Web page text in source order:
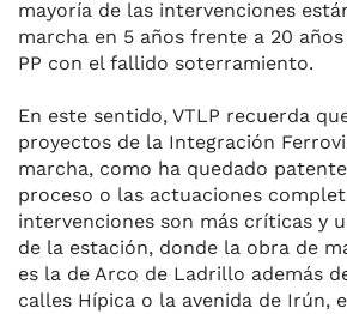
mayoría de las intervenciones
marcha en 5 años frente a 20
PP con el fallido soterramiento.
En este sentido, VTLP recuerda
proyectos de la Integración
marcha, como ha quedado
proceso o las actuaciones
intervenciones son más críticas y
de la estación, donde la obra de
es la de Arco de Ladrillo además
calles Hípica o la avenida de Irún,